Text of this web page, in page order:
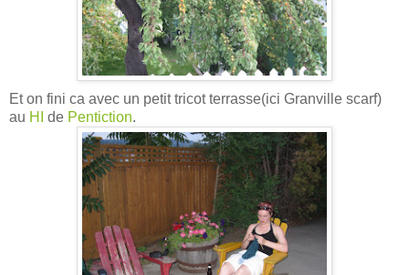
Et on fini ca avec un petit tricot terrasse(ici Granville scarf)
au HI de Pentiction.